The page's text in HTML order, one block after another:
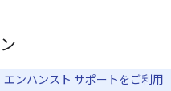
エンハンスト サポートをご利用